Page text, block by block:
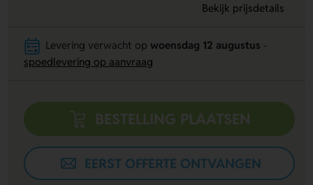
Bekijk prijsdetails
Levering verwacht op woensdag 12 augustus
spoedlevering op aanvraag
BESTELLING PLAATSEN
EERST OFFERTE ONTVANGEN